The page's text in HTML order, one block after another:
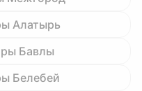
Алатырь
Бавлы
Белебей